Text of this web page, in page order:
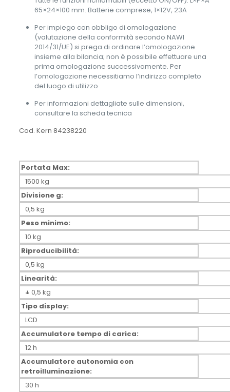
65×24×100 mm. Batterie comprese, 1×12V, 23A
Per impiego con obbligo di omologazione
(valutazione della conformità secondo NAWI
2014/31/UE) si prega di ordinare l’omologazione
insieme alla bilancia; non è possibile effettuare una
prima omologazione successivamente. Per
l’omologazione necessitiamo l’indirizzo completo
del luogo di utilizzo
Per informazioni dettagliate sulle dimensioni,
consultare la scheda tecnica
Cod. Kern 84238220
Portata Max:
1500 kg
Divisione g:
0,5 kg
Peso minimo:
10 kg
Riproducibilità:
0,5 kg
Linearità:
± 0,5 kg
Tipo display:
LCD
Accumulatore tempo di carica:
12 h
Accumulatore autonomia con
retroilluminazione:
30 h